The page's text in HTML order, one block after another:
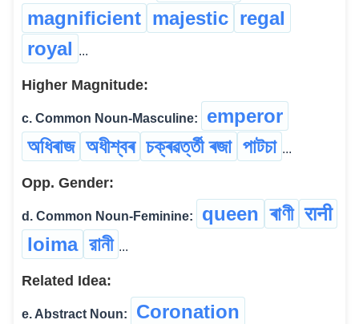
magnificient majestic regal
royal ...
Higher Magnitude:
c. Common Noun-Masculine:
emperor
অধিৰাজ অধীশ্বৰ চক্ৰৱৰ্ত্তী ৰজা পাটচা ...
Opp. Gender:
d. Common Noun-Feminine: queen ৰাণী रानी
loima রানী ...
Related Idea:
e. Abstract Noun:
Coronation